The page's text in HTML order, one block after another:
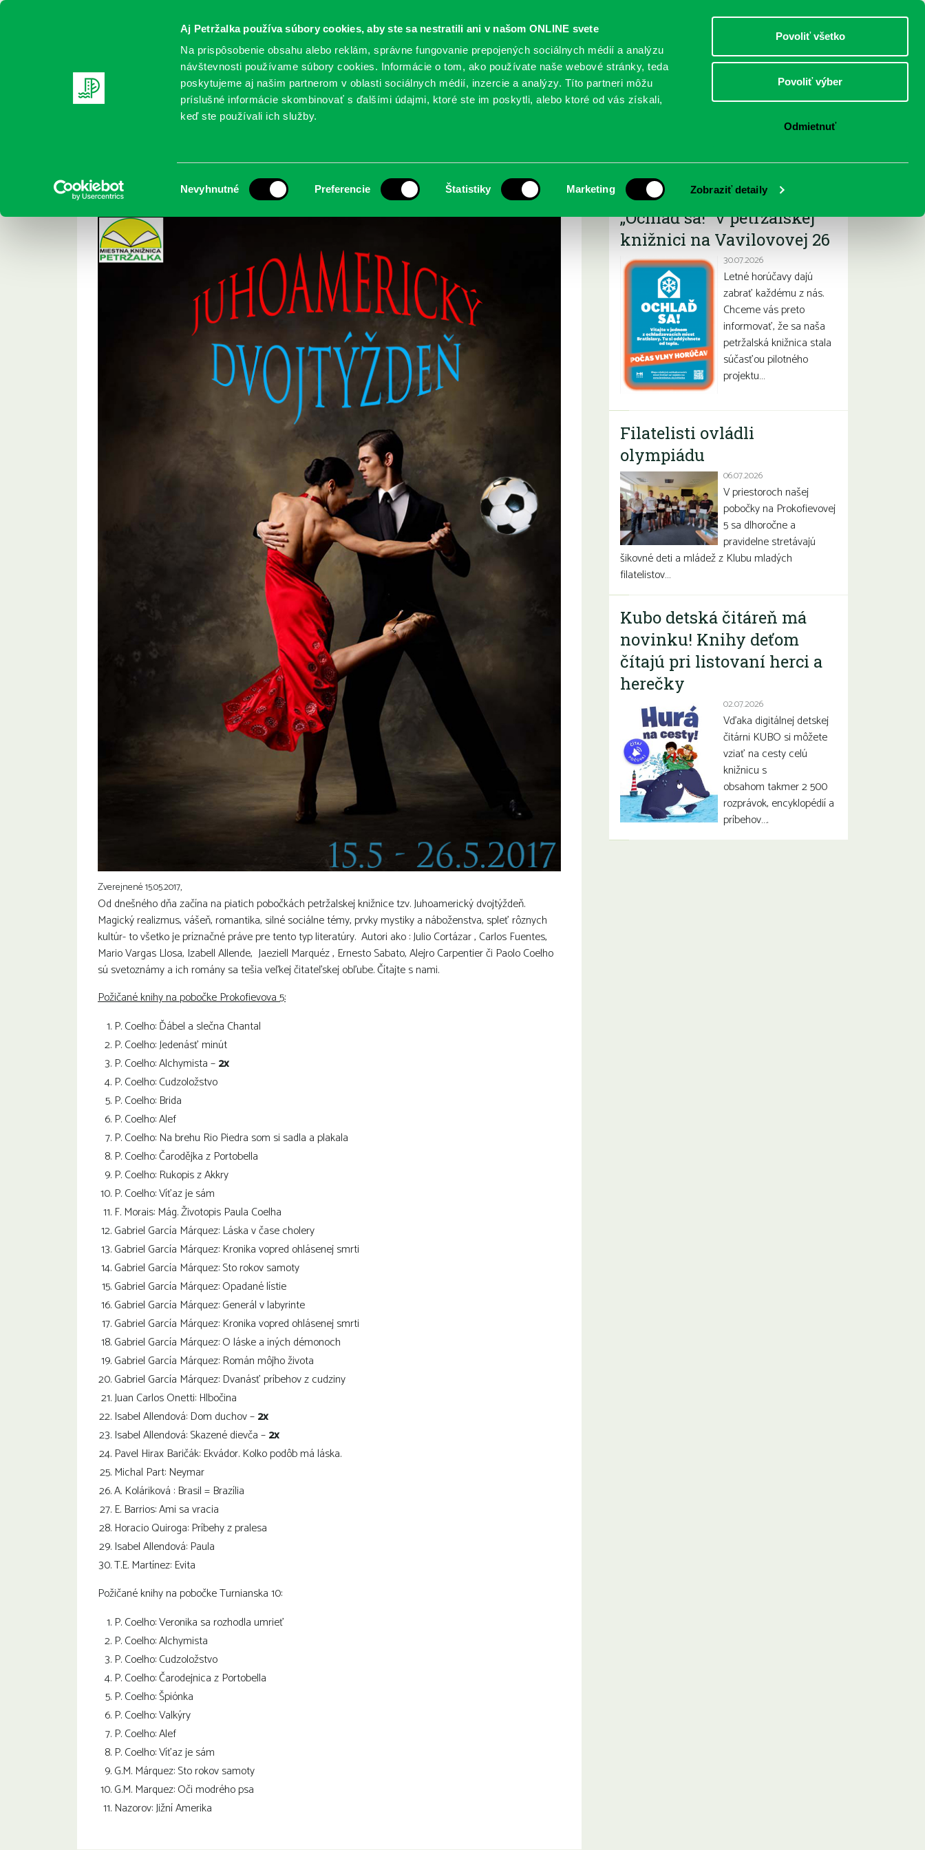
Aj Petržalka používa súbory cookies, aby ste sa nestratili ani v našom ONLINE svete
Na prispôsobenie obsahu alebo reklám, správne fungovanie prepojených sociálnych médií a analýzu
návštevnosti používame súbory cookies. Informácie o tom, ako používate naše webové stránky, teda
poskytujeme aj našim partnerom v oblasti sociálnych médií, inzercie a analýzy. Títo partneri môžu
príslušné informácie skombinovať s ďalšími údajmi, ktoré ste im poskytli, alebo ktoré od vás získali,
keď ste používali ich služby.
súhlasu
Nevyhnutné Preferencie Štatistiky Marketing Zobraziť detaily
Povoliť všetko
Povoliť výber
Odmietnuť
DOSPELÍ
REGISTRUJTE SA ONLINE KATALÓGY SLUŽBY PODUJATIA POBOČKY O KNIŽNICI
Juhoamerický dvojtýždeň
Zverejnené 15.05.2017,
Od dnešného dňa začína na piatich pobočkách petržalskej knižnice tzv. Juhoamerický dvojtýždeň.
Magický realizmus, vášeň, romantika, silné sociálne témy, prvky mystiky a náboženstva, spleť rôznych
kultúr- to všetko je príznačné práve pre tento typ literatúry. Autori ako : Julio Cortázar , Carlos Fuentes,
Mario Vargas Llosa, Izabell Allende, Jaeziell Marquéz , Ernesto Sabato, Alejro Carpentier či Paolo Coelho
sú svetoznámy a ich romány sa tešia veľkej čitateľskej obľube. Čítajte s nami.
Požičané knihy na pobočke Prokofievova 5:
P. Coelho: Ďábel a slečna Chantal
P. Coelho: Jedenásť minút
P. Coelho: Alchymista –2x
P. Coelho: Cudzoložstvo
P. Coelho: Brida
P. Coelho: Alef
P. Coelho: Na brehu Rio Piedra som si sadla a plakala
P. Coelho: Čarodějka z Portobella
P. Coelho: Rukopis z Akkry
P. Coelho: Víťaz je sám
F. Morais: Mág. Životopis Paula Coelha
Gabriel García Márquez: Láska v čase cholery
Gabriel García Márquez: Kronika vopred ohlásenej smrti
Gabriel García Márquez: Sto rokov samoty
Gabriel García Márquez: Opadané lístie
Gabriel García Márquez: Generál v labyrinte
Gabriel García Márquez: Kronika vopred ohlásenej smrti
Gabriel García Márquez: O láske a iných démonoch
Gabriel García Márquez: Román môjho života
Gabriel García Márquez: Dvanásť príbehov z cudziny
Juan Carlos Onetti: Hlbočina
Isabel Allendová: Dom duchov –2x
Isabel Allendová: Skazené dievča –2x
Pavel Hirax Baričák: Ekvádor. Kolko podôb má láska.
Michal Part: Neymar
A. Koláriková : Brasil = Brazília
E. Barrios: Ami sa vracia
Horacio Quiroga: Príbehy z pralesa
Isabel Allendová: Paula
T.E. Martínez: Evita
Požičané knihy na pobočke Turnianska 10:
P. Coelho: Veronika sa rozhodla umrieť
P. Coelho: Alchymista
P. Coelho: Cudzoložstvo
P. Coelho: Čarodejnica z Portobella
P. Coelho: Špiónka
P. Coelho: Valkýry
P. Coelho: Alef
P. Coelho: Víťaz je sám
G.M. Márquez: Sto rokov samoty
G.M. Marquez: Oči modrého psa
Nazorov: Jižní Amerika
Najnovšie
„Ochlaď sa!“ v petržalskej
knižnici na Vavilovovej 26
30.07.2026
Letné horúčavy dajú
zabrať každému z nás.
Chceme vás preto
informovať, že sa naša
petržalská knižnica stala
súčasťou pilotného
projektu…
Filatelisti ovládli
olympiádu
06.07.2026
V priestoroch našej
pobočky na Prokofievovej
5 sa dlhoročne a
pravidelne stretávajú
šikovné deti a mládež z Klubu mladých
filatelistov…
Kubo detská čitáreň má
novinku! Knihy deťom
čítajú pri listovaní herci a
herečky
02.07.2026
Vďaka digitálnej detskej
čitárni KUBO si môžete
vziať na cesty celú
knižnicu s
obsahom takmer 2 500
rozprávok, encyklopédií a
príbehov….